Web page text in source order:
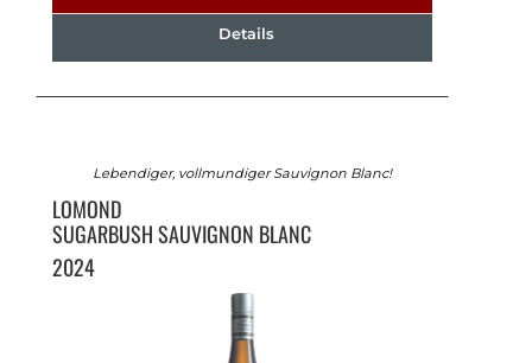
Details
Lebendiger, vollmundiger Sauvignon Blanc!
LOMOND
SUGARBUSH SAUVIGNON BLANC
2024